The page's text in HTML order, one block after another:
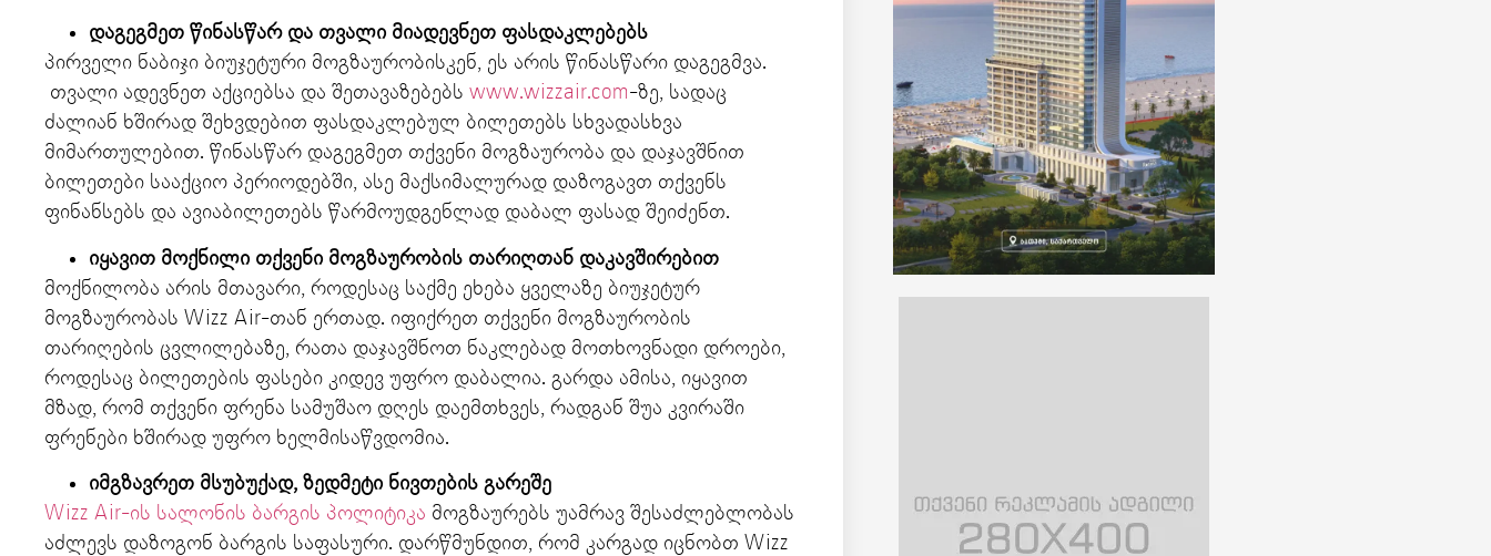
დაგეგმეთ წინასწარ და თვალი მიადევნეთ ფასდაკლებებს
პირველი ნაბიჯი ბიუჯეტური მოგზაურობისკენ, ეს არის წინასწარი დაგეგმვა.
თვალი ადევნეთ აქციებსა და შეთავაზებებს www.wizzair.com-ზე, სადაც
ძალიან ხშირად შეხვდებით ფასდაკლებულ ბილეთებს სხვადასხვა
მიმართულებით. წინასწარ დაგეგმეთ თქვენი მოგზაურობა და დაჯავშნით
ბილეთები სააქციო პერიოდებში, ასე მაქსიმალურად დაზოგავთ თქვენს
ფინანსებს და ავიაბილეთებს წარმოუდგენლად დაბალ ფასად შეიძენთ.
იყავით მოქნილი თქვენი მოგზაურობის თარიღთან დაკავშირებით
მოქნილობა არის მთავარი, როდესაც საქმე ეხება ყველაზე ბიუჯეტურ
მოგზაურობას Wizz Air-თან ერთად. იფიქრეთ თქვენი მოგზაურობის
თარიღების ცვლილებაზე, რათა დაჯავშნოთ ნაკლებად მოთხოვნადი დროები,
როდესაც ბილეთების ფასები კიდევ უფრო დაბალია. გარდა ამისა, იყავით
მზად, რომ თქვენი ფრენა სამუშაო დღეს დაემთხვეს, რადგან შუა კვირაში
ფრენები ხშირად უფრო ხელმისაწვდომია.
იმგზავრეთ მსუბუქად, ზედმეტი ნივთების გარეშე
Wizz Air-ის სალონის ბარგის პოლიტიკა მოგზაურებს უამრავ შესაძლებლობას
აძლევს დაზოგონ ბარგის საფასური. დარწმუნდით, რომ კარგად იცნობთ Wizz